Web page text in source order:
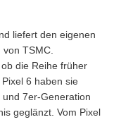
liefert den eigenen
TSMC.
die Reihe früher
6 haben sie
7er-Generation
geglänzt. Vom Pixel